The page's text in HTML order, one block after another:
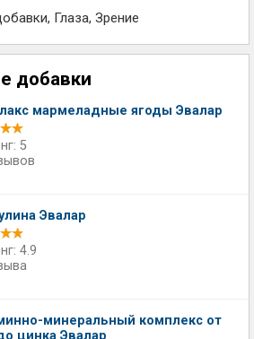
Глаза Зрение
добавки
мармеладные ягоды Эвалар
5
Эвалар
4.9
минеральный комплекс от
цинка Эвалар